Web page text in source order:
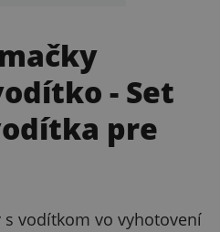
- Set
pre
vodítkom vo vyhotovení